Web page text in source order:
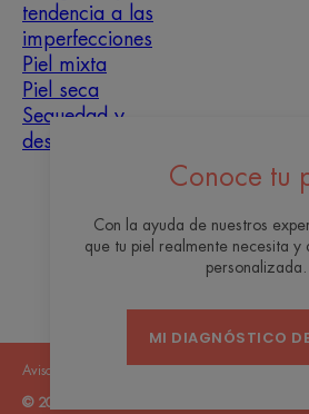
Conoce tu
Con la ayuda de nuestros
que tu piel realmente necesita y
personalizada.
MI DIAGNÓSTICO
tendencia a las
imperfecciones
Piel mixta
Piel seca
Sequedad y
deshidratación
ContactoPreguntas
Avisos legales
© 2026 Eau Thermale Avène